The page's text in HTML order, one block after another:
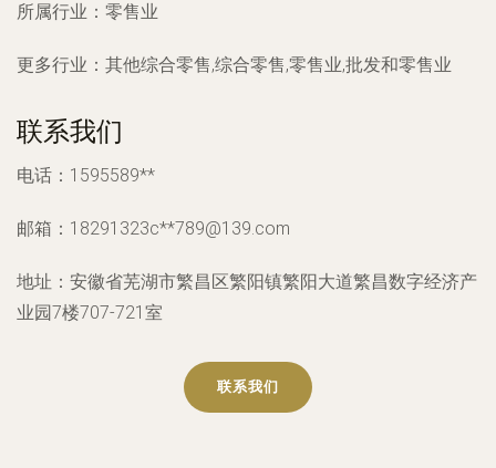
所属行业： 零售业
更多行业： 其他综合零售,综合零售,零售业,批发和零售业
联系我们
电话：1595589**
邮箱：18291323c**789@139.com
地址：安徽省芜湖市繁昌区繁阳镇繁阳大道繁昌数字经济产
业园7楼707-721室
联系我们